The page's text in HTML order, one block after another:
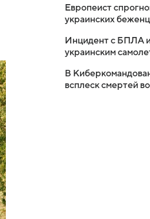
Европеист
украинских
Инцидент с БПЛА
украинским
В
всплеск смертей